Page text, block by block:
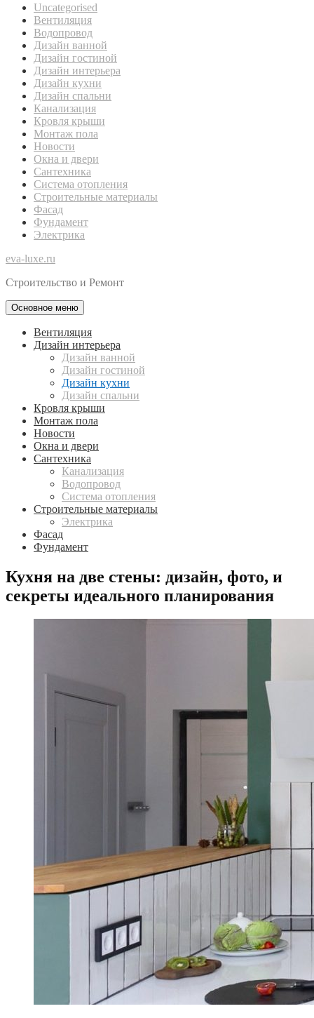
Uncategorised
Вентиляция
Водопровод
Дизайн ванной
Дизайн гостиной
Дизайн интерьера
Дизайн кухни
Дизайн спальни
Канализация
Кровля крыши
Монтаж пола
Новости
Окна и двери
Сантехника
Система отопления
Строительные материалы
Фасад
Фундамент
Электрика
eva-luxe.ru
Строительство и Ремонт
Основное меню
Вентиляция
Дизайн интерьера
Дизайн ванной
Дизайн гостиной
Дизайн кухни
Дизайн спальни
Кровля крыши
Монтаж пола
Новости
Окна и двери
Сантехника
Канализация
Водопровод
Система отопления
Строительные материалы
Электрика
Фасад
Фундамент
Кухня на две стены: дизайн, фото, и
секреты идеального планирования